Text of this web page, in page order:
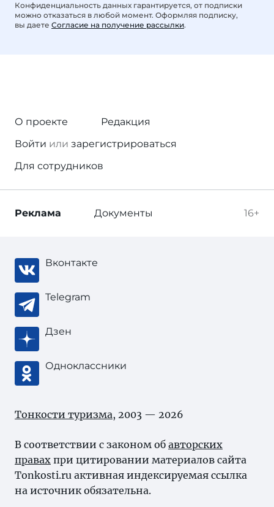
Конфиденциальность данных гарантируется, от подписки
можно отказаться в любой момент. Оформляя подписку,
вы даете Согласие на получение рассылки.
О проекте
Редакция
Войти или зарегистрироваться
Для сотрудников
16+
Реклама Документы
Вконтакте
Telegram
Дзен
Одноклассники
Тонкости туризма, 2003 — 2026
В соответствии с законом об авторских
правах при цитировании материалов сайта
Tonkosti.ru активная индексируемая ссылка
на источник обязательна.